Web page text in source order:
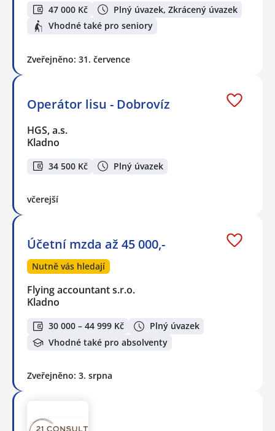
47 000 Kč
Plný úvazek, Zkrácený úvazek
Vhodné také pro seniory
Zveřejněno: 31. července
Operátor lisu - Dobrovíz
HGS, a.s.
Kladno
34 500 Kč Plný úvazek
včerejší
Účetní mzda až 45 000,-
Nutně vás hledají
Flying accountant s.r.o.
Kladno
30 000 – 44 999 Kč
Plný úvazek
Vhodné také pro absolventy
Zveřejněno: 3. srpna